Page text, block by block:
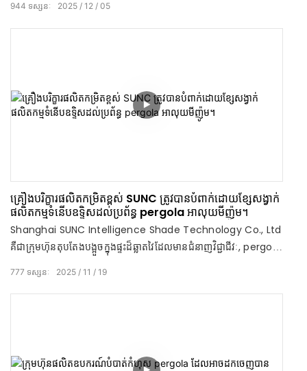
2025 12 05
944 ទស្សនៈ
គ្រឿងបរិក្ខារផលិតកម្រិតខ្ពស់ SUNC ត្រូវបានបំពាក់ដោយខ្សែសង្វាក់
ផលិតកម្មទំនើបឧទ្ទិសដល់ប្រព័ន្ធ pergola អាលុយមីញ៉ូម។
Shanghai SUNC Intelligence Shade Technology Co., Ltd
គឺជាក្រុមហ៊ុនតុបតែងបង្អួចក្នុងផ្ទះដ៏ឆ្លាតវៃដែលមានជំនាញវិជ្ជាជីវៈ, pergola
បញ្ចូលគ្នា។
2025 11 19
777 ទស្សនៈ